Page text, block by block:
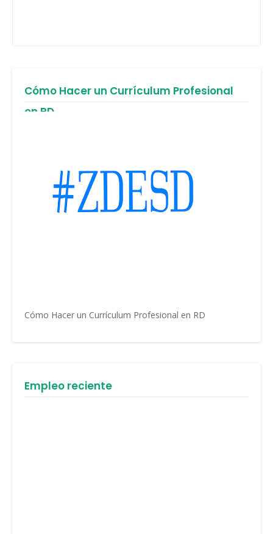
Cómo Hacer un Currículum Profesional
en RD
Cómo Hacer un Currículum Profesional en RD
Empleo reciente